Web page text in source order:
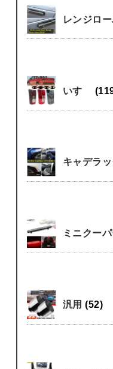
レンジロ
いすゞ
キャデラ
ミニクー
汎用(52)